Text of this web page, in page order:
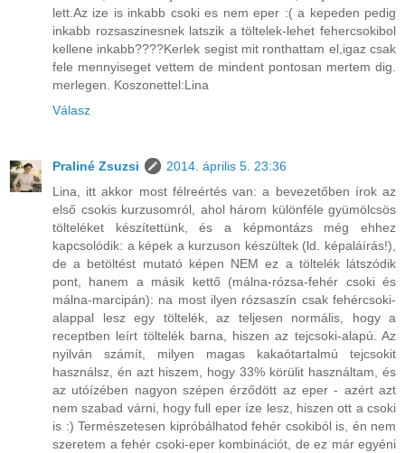
lett.Az ize is inkabb csoki es nem eper :( a kepeden pedig
inkabb rozsaszinesnek latszik a töltelek-lehet fehercsokibol
kellene inkabb????Kerlek segist mit ronthattam el,igaz csak
fele mennyiseget vettem de mindent pontosan mertem dig.
merlegen. Koszonettel:Lina
Válasz
Praliné Zsuzsi
2014. április 5. 23:36
Lina, itt akkor most félreértés van: a bevezetőben írok az
első csokis kurzusomról, ahol három különféle gyümölcsös
tölteléket készítettünk, és a képmontázs még ehhez
kapcsolódik: a képek a kurzuson készültek (ld. képaláírás!),
de a betöltést mutató képen NEM ez a töltelék látszódik
pont, hanem a másik kettő (málna-rózsa-fehér csoki és
málna-marcipán): na most ilyen rózsaszín csak fehércsoki-
alappal lesz egy töltelék, az teljesen normális, hogy a
receptben leírt töltelék barna, hiszen az tejcsoki-alapú. Az
nyilván számít, milyen magas kakaótartalmú tejcsokit
használsz, én azt hiszem, hogy 33% körülit használtam, és
az utóízében nagyon szépen érződött az eper - azért azt
nem szabad várni, hogy full eper íze lesz, hiszen ott a csoki
is :) Természetesen kipróbálhatod fehér csokiból is, én nem
szeretem a fehér csoki-eper kombinációt, de ez már egyéni